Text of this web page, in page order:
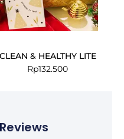
CLEAN & HEALTHY LITE
Rp132.500